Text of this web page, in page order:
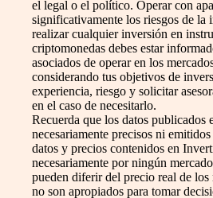
el legal o el político. Operar con
significativamente los riesgos de la
realizar cualquier inversión en
criptomonedas debes estar
asociados de operar en los
considerando tus objetivos de
experiencia, riesgo y solicitar
en el caso de necesitarlo.
Recuerda que los datos publicados
necesariamente precisos ni
datos y precios contenidos en
necesariamente por ningún
pueden diferir del precio real de los
no son apropiados para tomar